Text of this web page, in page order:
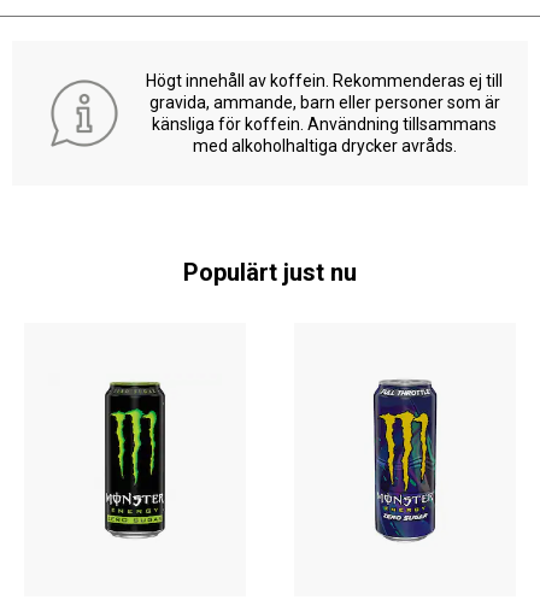
Högt innehåll av koffein. Rekommenderas ej till
gravida, ammande, barn eller personer som är
känsliga för koffein. Användning tillsammans
med alkoholhaltiga drycker avråds.
Populärt just nu